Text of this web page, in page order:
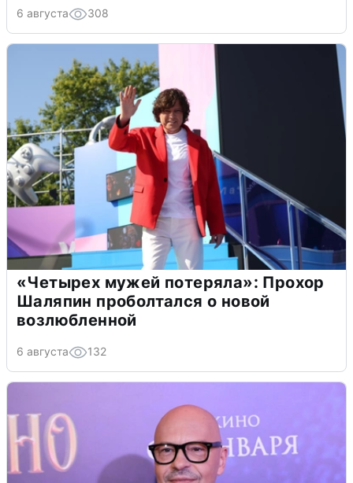
6 августа 308
«Четырех мужей потеряла»: Прохор
Шаляпин проболтался о новой
возлюбленной
6 августа 132